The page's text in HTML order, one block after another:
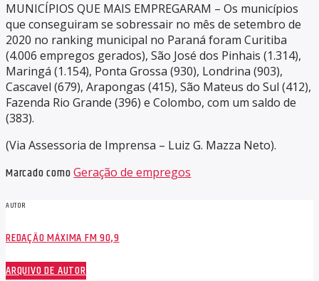
MUNICÍPIOS QUE MAIS EMPREGARAM – Os municípios
que conseguiram se sobressair no mês de setembro de
2020 no ranking municipal no Paraná foram Curitiba
(4.006 empregos gerados), São José dos Pinhais (1.314),
Maringá (1.154), Ponta Grossa (930), Londrina (903),
Cascavel (679), Arapongas (415), São Mateus do Sul (412),
Fazenda Rio Grande (396) e Colombo, com um saldo de
(383).
(Via Assessoria de Imprensa – Luiz G. Mazza Neto).
Marcado comoGeração de empregos
AUTOR
REDAÇÃO MÁXIMA FM 90,9
ARQUIVO DE AUTOR